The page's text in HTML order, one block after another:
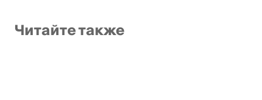
Читайте также